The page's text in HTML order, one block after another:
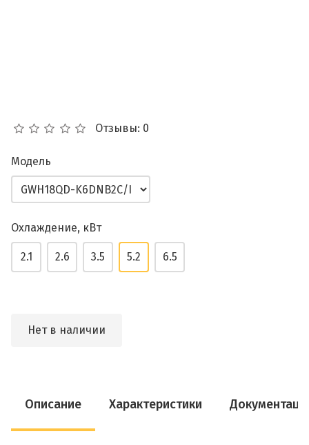
Отзывы: 0
Модель
Охлаждение, кВт
2.1 2.6 3.5 5.2 6.5
Нет в наличии
Описание Характеристики